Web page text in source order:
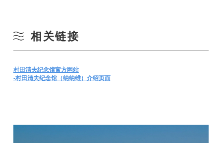
相关链接
村田清夫纪念馆官方网站
-村田清夫纪念馆（纳纳维）介绍页面